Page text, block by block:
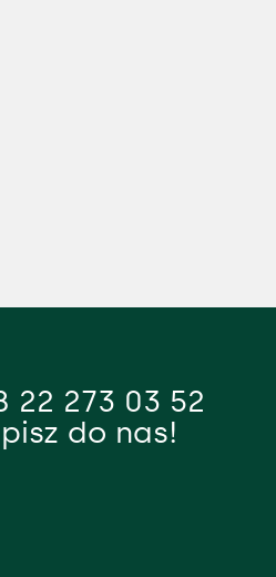
22 273 03 52
do nas!